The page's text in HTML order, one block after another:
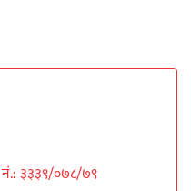
नं.: ३३३९/०७८/७९